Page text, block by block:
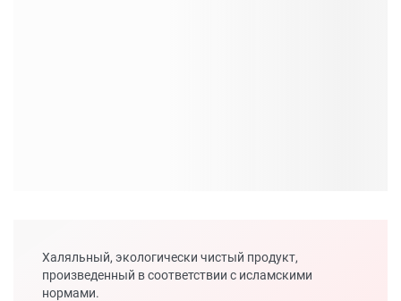
Халяльный, экологически чистый продукт,
произведенный в соответствии с исламскими
нормами.